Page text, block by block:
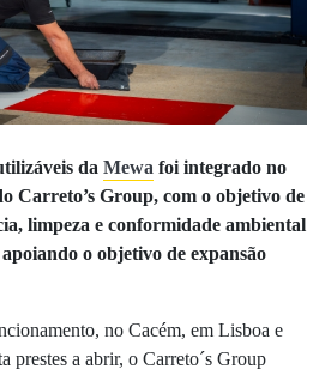
da Mewa foi integrado no
Carreto’s Group, com o objetivo de
limpeza e conformidade ambiental
o objetivo de expansão
no Cacém, em Lisboa e
prestes a abrir, o Carreto´s Group